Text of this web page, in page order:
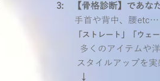
3: 【骨格診断】であな
手首や背中、腰etc…
「ストレート」「ウェ
多くのアイテムや
スタイルアップを
↓